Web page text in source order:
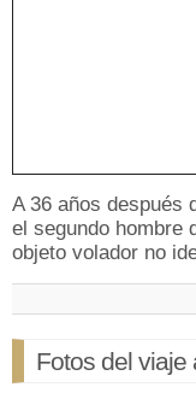
A 36 años después
el segundo hombre
objeto volador no
Fotos del viaje